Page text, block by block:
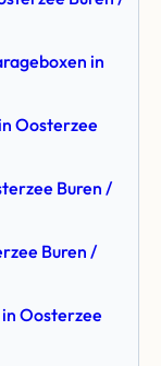
in
Oosterzee
Buren /
Buren /
Oosterzee